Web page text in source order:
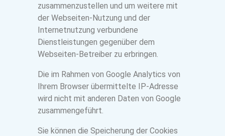
zusammenzustellen und um weitere mit
der Webseiten-Nutzung und der
Internetnutzung verbundene
Dienstleistungen gegenüber dem
Webseiten-Betreiber zu erbringen.
Die im Rahmen von Google Analytics von
Ihrem Browser übermittelte IP-Adresse
wird nicht mit anderen Daten von Google
zusammengeführt.
Sie können die Speicherung der Cookies